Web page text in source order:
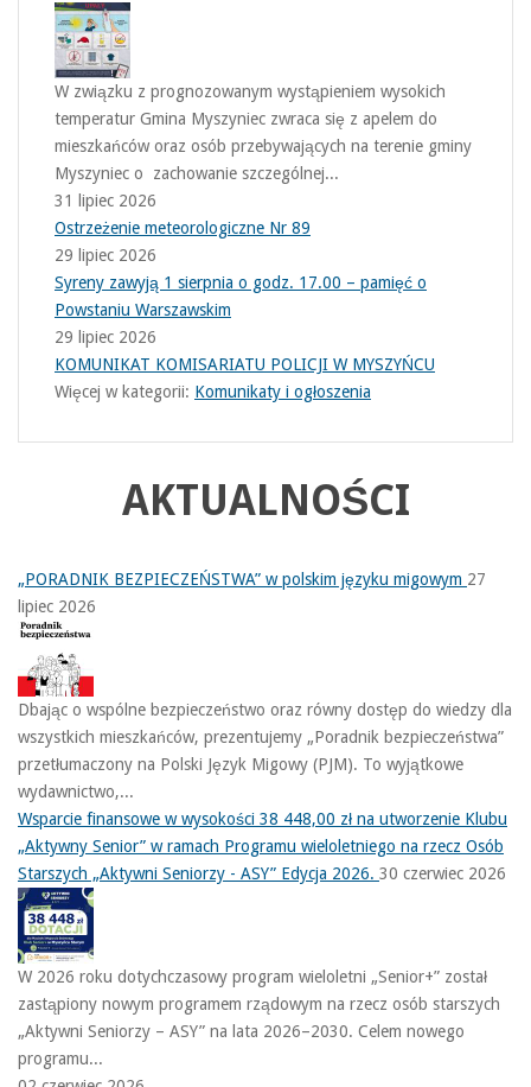
W związku z prognozowanym wystąpieniem wysokich
temperatur Gmina Myszyniec zwraca się z apelem do
mieszkańców oraz osób przebywających na terenie gminy
Myszyniec o zachowanie szczególnej...
31 lipiec 2026
Ostrzeżenie meteorologiczne Nr 89
29 lipiec 2026
Syreny zawyją 1 sierpnia o godz. 17.00 – pamięć o
Powstaniu Warszawskim
29 lipiec 2026
KOMUNIKAT KOMISARIATU POLICJI W MYSZYŃCU
Więcej w kategorii: Komunikaty i ogłoszenia
AKTUALNOŚCI
„PORADNIK BEZPIECZEŃSTWA” w polskim języku migowym 27
lipiec 2026
Dbając o wspólne bezpieczeństwo oraz równy dostęp do wiedzy dla
wszystkich mieszkańców, prezentujemy „Poradnik bezpieczeństwa”
przetłumaczony na Polski Język Migowy (PJM). To wyjątkowe
wydawnictwo,...
Wsparcie finansowe w wysokości 38 448,00 zł na utworzenie Klubu
„Aktywny Senior” w ramach Programu wieloletniego na rzecz Osób
Starszych „Aktywni Seniorzy - ASY” Edycja 2026. 30 czerwiec 2026
W 2026 roku dotychczasowy program wieloletni „Senior+” został
zastąpiony nowym programem rządowym na rzecz osób starszych
„Aktywni Seniorzy – ASY” na lata 2026–2030. Celem nowego
programu...